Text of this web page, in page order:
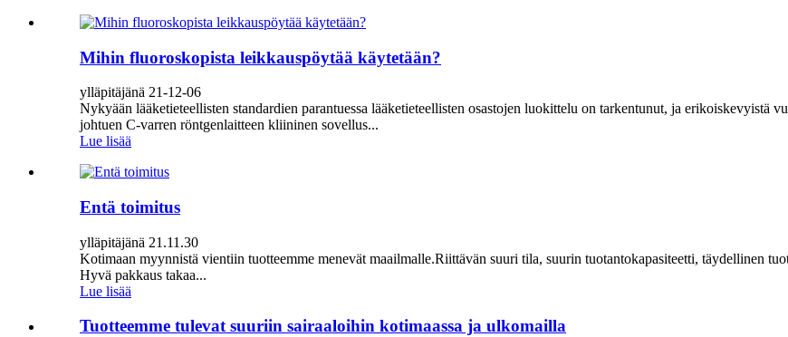
Mihin fluoroskopista leikkauspöytää käytetään?
ylläpitäjänä 21-12-06
Nykyään lääketieteellisten standardien parantuessa lääketieteellisten osastojen luokittelu on tarkentunut, ja erikoiskevyistä
johtuen C-varren röntgenlaitteen kliininen sovellus...
Lue lisää
Entä toimitus
ylläpitäjänä 21.11.30
Kotimaan myynnistä vientiin tuotteemme menevät maailmalle.Riittävän suuri tila, suurin tuotantokapasiteetti, täydellinen
Hyvä pakkaus takaa...
Lue lisää
Tuotteemme tulevat suuriin sairaaloihin kotimaassa ja ulkomailla